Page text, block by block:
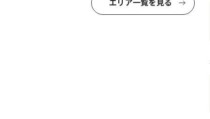
エリア一覧を見る